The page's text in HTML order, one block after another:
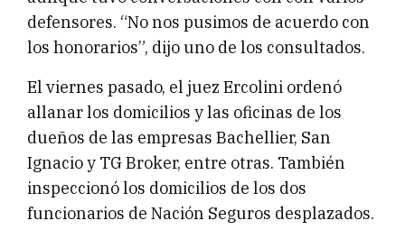
defensores. “No nos pusimos de acuerdo con
los honorarios”, dijo uno de los consultados.
El viernes pasado, el juez Ercolini ordenó
allanar los domicilios y las oficinas de los
dueños de las empresas Bachellier, San
Ignacio y TG Broker, entre otras. También
inspeccionó los domicilios de los dos
funcionarios de Nación Seguros desplazados.